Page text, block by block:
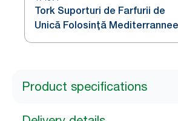
Tork Suporturi de Farfurii de
Unică Folosință Mediterrannee
Product specifications